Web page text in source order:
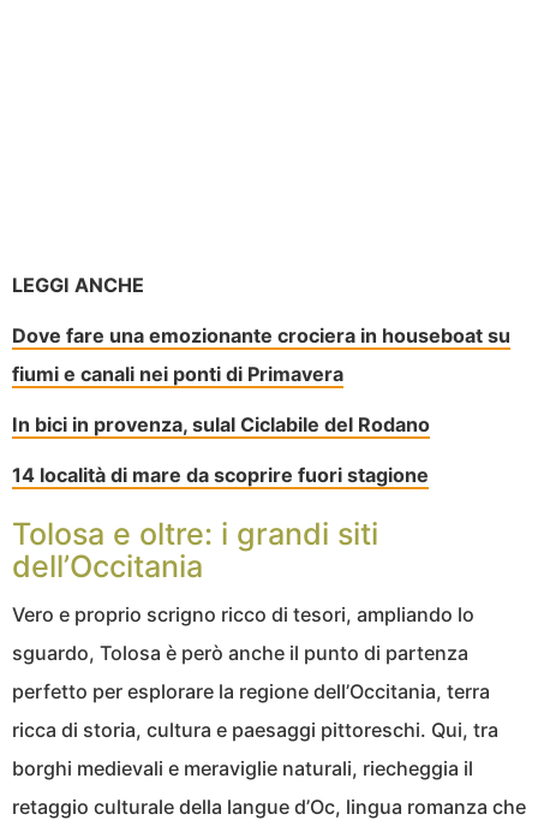
LEGGI ANCHE
Dove fare una emozionante crociera in houseboat su
fiumi e canali nei ponti di Primavera
In bici in provenza, sulal Ciclabile del Rodano
14 località di mare da scoprire fuori stagione
Tolosa e oltre: i grandi siti
dell’Occitania
Vero e proprio scrigno ricco di tesori, ampliando lo
sguardo, Tolosa è però anche il punto di partenza
perfetto per esplorare la regione dell’Occitania, terra
ricca di storia, cultura e paesaggi pittoreschi. Qui, tra
borghi medievali e meraviglie naturali, riecheggia il
retaggio culturale della langue d’Oc, lingua romanza che